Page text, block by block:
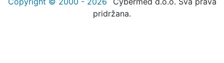
pridržana.